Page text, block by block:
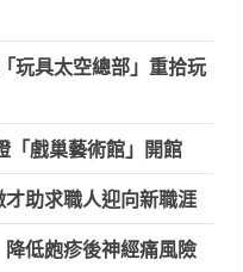
玩具太空總部」重拾玩
「戲巢藝術館」開館
助求職人迎向新職涯
低皰疹後神經痛風險